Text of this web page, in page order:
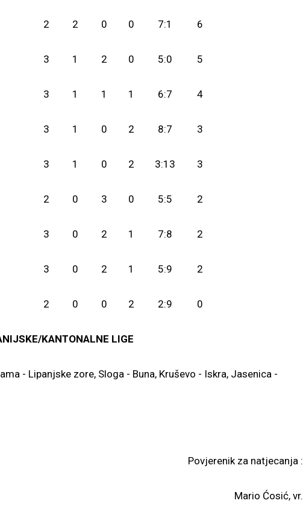
2 2 0 0 7:1 6
3 1 2 0 5:0 5
3 1 1 1 6:7 4
3 1 0 2 8:7 3
3 1 0 2 3:13 3
2 0 3 0 5:5 2
3 0 2 1 7:8 2
3 0 2 1 5:9 2
2 0 0 2 2:9 0
KANTONALNE LIGE
- Lipanjske zore, Sloga - Buna, Kruševo - Iskra, Jasenica -
Cim -slobodan.
Povjerenik za natjecanja :
Ćosić, vr.